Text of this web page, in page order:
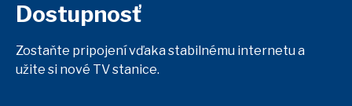
Dostupnosť
Zostaňte pripojení vďaka stabilnému internetu a
užite si nové TV stanice.